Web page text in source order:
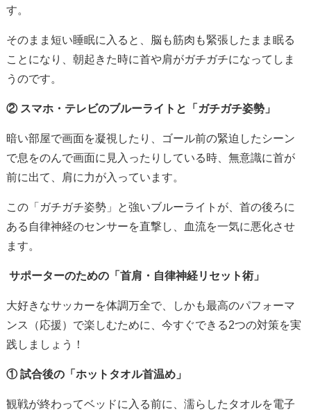
す。
そのまま短い睡眠に入ると、脳も筋肉も緊張したまま眠る
ことになり、朝起きた時に首や肩がガチガチになってしま
うのです。
② スマホ・テレビのブルーライトと「ガチガチ姿勢」
暗い部屋で画面を凝視したり、ゴール前の緊迫したシーン
で息をのんで画面に見入ったりしている時、無意識に首が
前に出て、肩に力が入っています。
この「ガチガチ姿勢」と強いブルーライトが、首の後ろに
ある自律神経のセンサーを直撃し、血流を一気に悪化させ
ます。
サポーターのための「首肩・自律神経リセット術」
大好きなサッカーを体調万全で、しかも最高のパフォーマ
ンス（応援）で楽しむために、今すぐできる2つの対策を実
践しましょう！
① 試合後の「ホットタオル首温め」
観戦が終わってベッドに入る前に、濡らしたタオルを電子